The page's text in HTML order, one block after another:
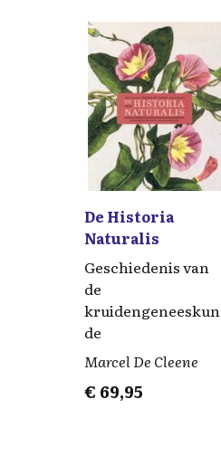
De Historia
Naturalis
Geschiedenis van
de
kruidengeneeskun
de
Marcel De Cleene
€ 69,95